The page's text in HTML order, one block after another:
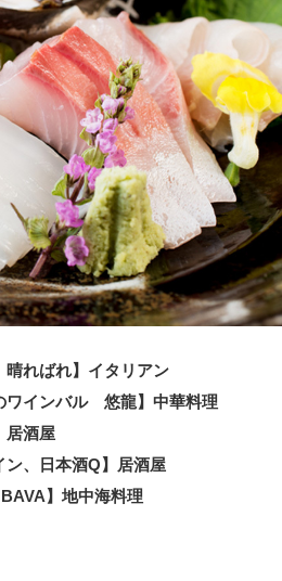
ればれ】イタリアン
ワインバル 悠龍】中華料理
酒屋
ン、日本酒Q】居酒屋
】地中海料理